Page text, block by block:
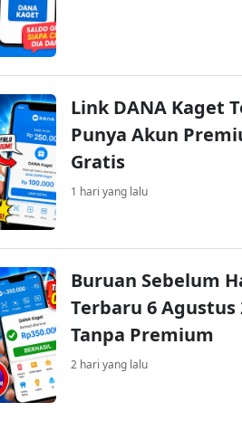
Link DANA Kaget
Punya Akun
Gratis
1 hari yang lalu
Buruan Sebelum
Terbaru 6 Agustus
Tanpa Premium
2 hari yang lalu